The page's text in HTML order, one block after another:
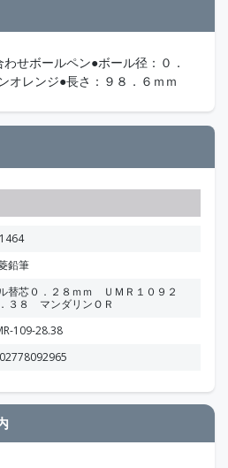
せボールペン●ボール径：０．
オレンジ●長さ：９８．６ｍｍ
鉛筆
替芯０．２８ｍｍ ＵＭＲ１０９２
３８ マンダリンＯＲ
109-28.38